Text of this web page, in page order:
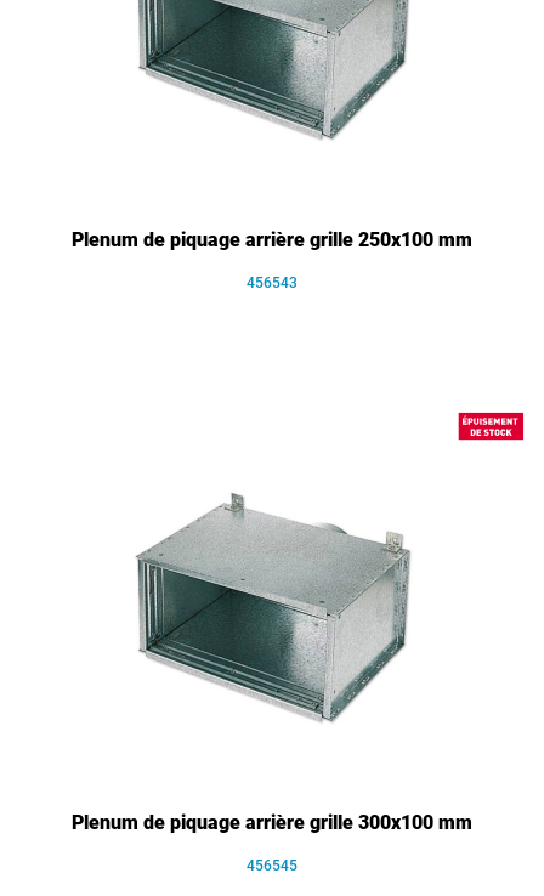
Plenum de piquage arrière grille 250x100 mm
456543
Plenum de piquage arrière grille 300x100 mm
456545